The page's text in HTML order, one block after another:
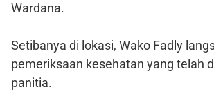
Wardana.
Setibanya di lokasi, Wako Fadly
pemeriksaan kesehatan yang telah
panitia.